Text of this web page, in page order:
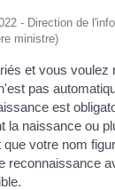
- Direction de
ministre)
et vous voulez
pas
est
la naissance ou
votre nom
reconnaissance